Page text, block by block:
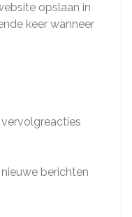
opslaan in
keer wanneer
berichten